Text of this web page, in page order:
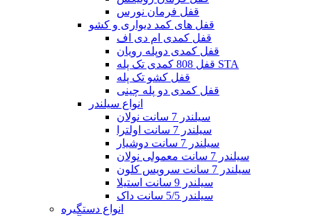
قفل فرمان نورس
قفل های کمد دیواری و کشو
قفل کمدی ام دی اف
قفل کمدی دوپله رویان
قفل 808 کمدی تک پله STA
قفل کشو تک پله
قفل کمدی دو پله چینی
انواع سیلندر
سیلندر 7 سانت نولان
سیلندر 7 سانت اولترا
سیلندر 7 سانت دوشیار
سیلندر 7 سانت معمولی نولان
سیلندر 7 سانت سرویس کلون
سیلندر 9 سانت استیلا
سیلندر 5/5 سانت داک
انواع دستگیره